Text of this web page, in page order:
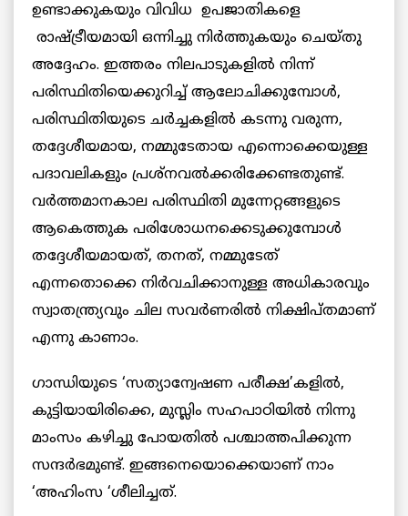
ഉണ്ടാക്കുകയും വിവിധ ഉപജാതികളെ
രാഷ്ട്രീയമായി ഒന്നിച്ചു നിർത്തുകയും ചെയ്തു
അദ്ദേഹം. ഇത്തരം നിലപാടുകളിൽ നിന്ന്
പരിസ്ഥിതിയെക്കുറിച്ച് ആലോചിക്കുമ്പോൾ,
പരിസ്ഥിതിയുടെ ചർച്ചകളിൽ കടന്നു വരുന്ന,
തദ്ദേശീയമായ, നമ്മുടേതായ എന്നൊക്കെയുള്ള
പദാവലികളും പ്രശ്നവൽക്കരിക്കേണ്ടതുണ്ട്.
വർത്തമാനകാല പരിസ്ഥിതി മുന്നേറ്റങ്ങളുടെ
ആകെത്തുക പരിശോധനക്കെടുക്കുമ്പോൾ
തദ്ദേശീയമായത്, തനത്, നമ്മുടേത്
എന്നതൊക്കെ നിർവചിക്കാനുള്ള അധികാരവും
സ്വാതന്ത്ര്യവും ചില സവർണരിൽ നിക്ഷിപ്തമാണ്
എന്നു കാണാം.
ഗാന്ധിയുടെ ‘സത്യാന്വേഷണ പരീക്ഷ’കളിൽ,
കുട്ടിയായിരിക്കെ, മുസ്ലിം സഹപാഠിയിൽ നിന്നു
മാംസം കഴിച്ചു പോയതിൽ പശ്ചാത്തപിക്കുന്ന
സന്ദർഭമുണ്ട്. ഇങ്ങനെയൊക്കെയാണ് നാം
‘അഹിംസ ‘ശീലിച്ചത്.